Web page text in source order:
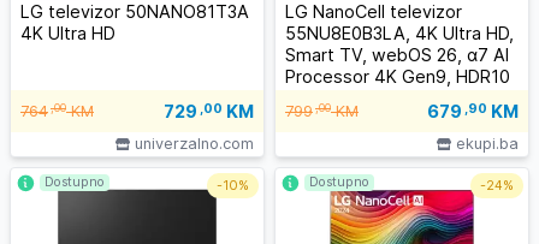
LG televizor 50NANO81T3A
4K Ultra HD
764,00KM 729 ,00 KM
univerzalno.com
LG NanoCell televizor
55NU8E0B3LA, 4K Ultra HD,
Smart TV, webOS 26, α7 AI
Processor 4K Gen9, HDR10
799,00KM 679 ,90 KM
ekupi.ba
Dostupno -10% Dostupno -24%